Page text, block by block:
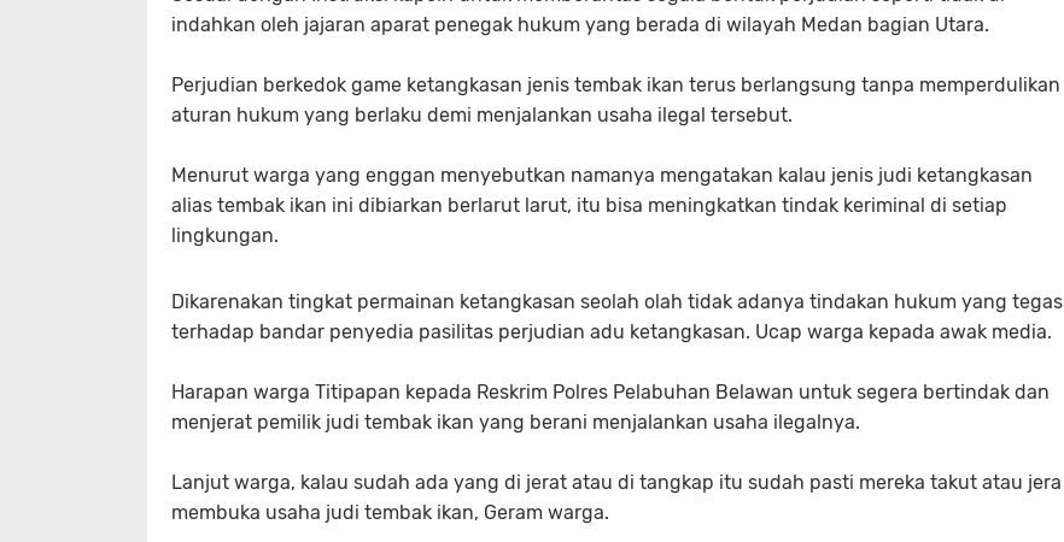
indahkan oleh jajaran aparat penegak hukum yang berada di wilayah Medan bagian Utara.
Perjudian berkedok game ketangkasan jenis tembak ikan terus berlangsung tanpa memperdulikan
aturan hukum yang berlaku demi menjalankan usaha ilegal tersebut.
Menurut warga yang enggan menyebutkan namanya mengatakan kalau jenis judi ketangkasan
alias tembak ikan ini dibiarkan berlarut larut, itu bisa meningkatkan tindak keriminal di setiap
lingkungan.
Dikarenakan tingkat permainan ketangkasan seolah olah tidak adanya tindakan hukum yang tegas
terhadap bandar penyedia pasilitas perjudian adu ketangkasan. Ucap warga kepada awak media.
Harapan warga Titipapan kepada Reskrim Polres Pelabuhan Belawan untuk segera bertindak dan
menjerat pemilik judi tembak ikan yang berani menjalankan usaha ilegalnya.
Lanjut warga, kalau sudah ada yang di jerat atau di tangkap itu sudah pasti mereka takut atau jera
membuka usaha judi tembak ikan, Geram warga.